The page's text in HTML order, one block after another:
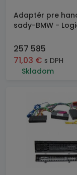
Adaptér pre
sady-BMW -
257 585
71,03 € s DPH
Skladom